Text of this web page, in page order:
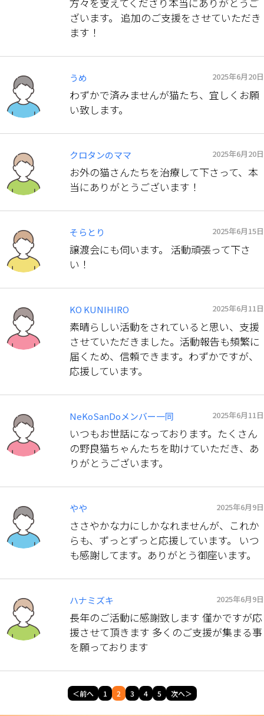
ざいます。 追加のご支援をさせていただき
ます！
うめ 2025年6月20日
わずかで済みませんが猫たち、宜しくお願
い致します。
クロタンのママ 2025年6月20日
お外の猫さんたちを治療して下さって、本
当にありがとうございます！
そらとり 2025年6月15日
譲渡会にも伺います。 活動頑張って下さ
い！
KO KUNIHIRO 2025年6月11日
素晴らしい活動をされていると思い、支援
させていただきました。活動報告も頻繁に
届くため、信頼できます。わずかですが、
応援しています。
NeKoSanDoメンバー一同 2025年6月11日
いつもお世話になっております。たくさん
の野良猫ちゃんたちを助けていただき、あ
りがとうございます。
やや 2025年6月9日
ささやかな力にしかなれませんが、これか
らも、ずっとずっと応援しています。 いつ
も感謝してます。ありがとう御座います。
ハナミズキ 2025年6月9日
長年のご活動に感謝致します 僅かですが応
援させて頂きます 多くのご支援が集まる事
を願っております
＜前へ 1 2 3 4 5 次へ＞